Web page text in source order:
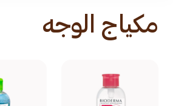
مكياج الوجه